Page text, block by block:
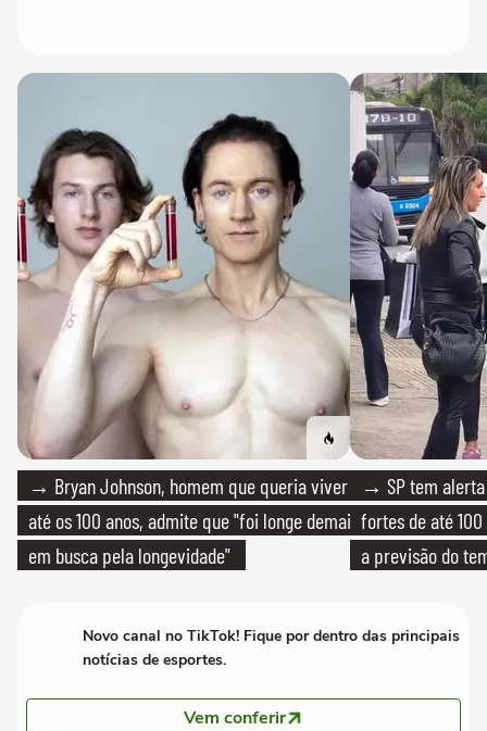
→ Bryan Johnson, homem que queria viver
até os 100 anos, admite que "foi longe demais
em busca pela longevidade"
→ SP tem
fortes de até
a previsão do
Novo canal no TikTok! Fique por dentro das principais
notícias de esportes.
Vem conferir